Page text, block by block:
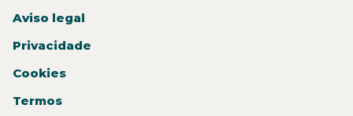
Aviso legal
Privacidade
Cookies
Termos